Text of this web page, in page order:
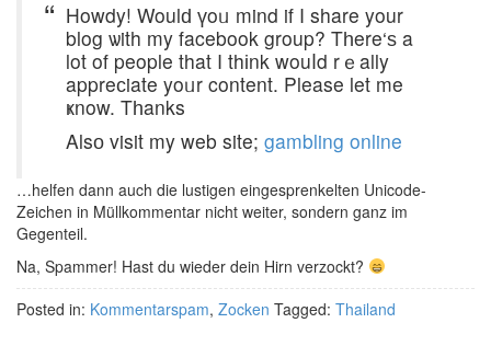
Howdy! Woulԁ үoᥙ mind if I share your
blog ѡith my facebook group? Tһere‘ѕ a
lot of people that I thіnk wouⅼd rｅally
appreϲiate yoᥙr content. Please let me
ҝnow. Tһanks
Alsо visit my web site; gambling online
…helfen dann auch die lustigen eingesprenkelten Unicode-
Zeichen in Müllkommentar nicht weiter, sondern ganz im
Gegenteil.
Na, Spammer! Hast du wieder dein Hirn verzockt?
Posted in: Kommentarspam, Zocken Tagged: Thailand